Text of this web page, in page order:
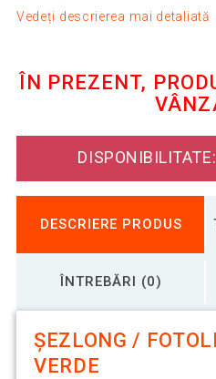
Vedeți descrierea mai detaliată
ÎN PREZENT,
DESCRIERE PRODUS
ÎNTREBĂRI (0)
ȘEZLONG /
VERDE